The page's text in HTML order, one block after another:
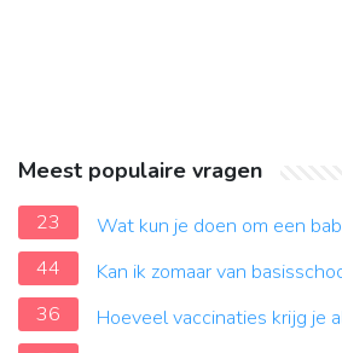
Meest populaire vragen
23
Wat kun je doen om een
44
Kan ik zomaar van
36
Hoeveel vaccinaties krijg je